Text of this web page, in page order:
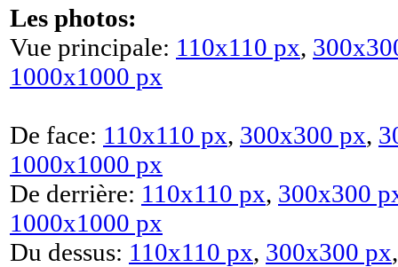
Les photos:
Vue principale: 110x110 px,
1000x1000 px
De face: 110x110 px, 300x300 px,
1000x1000 px
De derrière: 110x110 px, 300x300
1000x1000 px
Du dessus: 110x110 px, 300x300 px